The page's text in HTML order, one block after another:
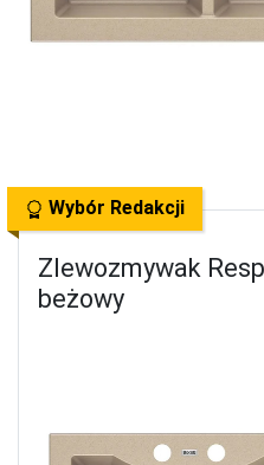
Wybór Redakcji
Zlewozmywak
beżowy